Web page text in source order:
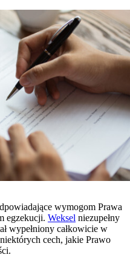
wymogom Prawa
egzekucji. Weksel niezupełny
wypełniony całkowicie w
cech, jakie Prawo